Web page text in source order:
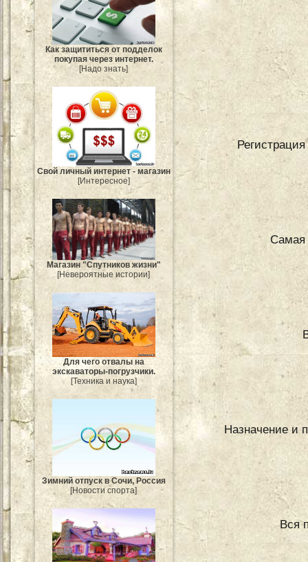
Как защититься от подделок
покупая через интернет.
[Надо знать]
Свой личный интернет - магазин
[Интересное]
Магазин "Спутников жизни"
[Невероятные истории]
Для чего отвалы на
экскаваторы-погрузчики.
[Техника и наука]
Зимний отпуск в Сочи, Россия
[Новости спорта]
Самая
Назначение и
Вся